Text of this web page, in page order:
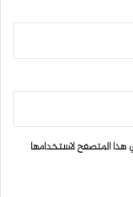
هذا المتصفح لاستخدامها